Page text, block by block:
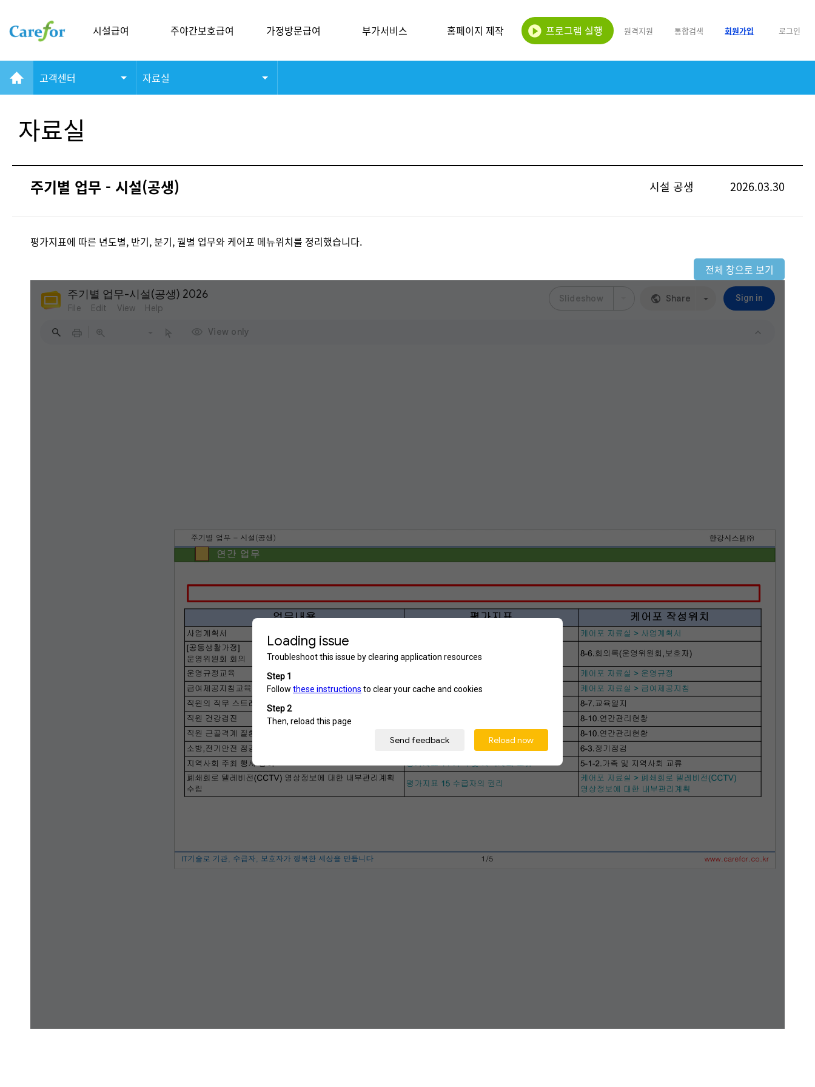
시설급여 주야간보호급여 가정방문급여 부가서비스 홈페이지 제작 프로그램 실행 원격지원 통합검색 회원가입 로그인
고객센터 자료실
자료실
주기별 업무 - 시설(공생) 시설 공생 2026.03.30
평가지표에 따른 년도별, 반기, 분기, 월별 업무와 케어포 메뉴위치를 정리했습니다.
전체 창으로 보기